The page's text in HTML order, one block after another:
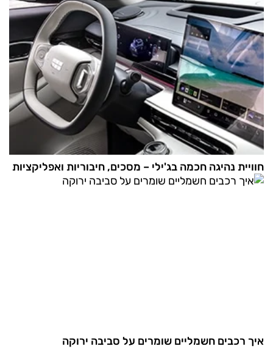
חוויית נהיגה חכמה בג'ילי – מסכים, חיבוריות ואפליקציות
איך רכבים חשמליים שומרים על סביבה ירוקה